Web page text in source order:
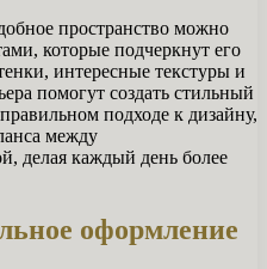
пространство можно
которые подчеркнут его
интересные текстуры и
помогут создать стильный
подходе к дизайну,
между
делая каждый день более
оформление